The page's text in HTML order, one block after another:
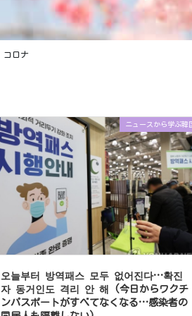
コロナ
ニュースから学ぶ韓
오늘부터 방역패스 모두 없어진다…확진
자 동거인도 격리 안 해 (今日からワクチ
ンパスポートがすべてなくなる…感染者の